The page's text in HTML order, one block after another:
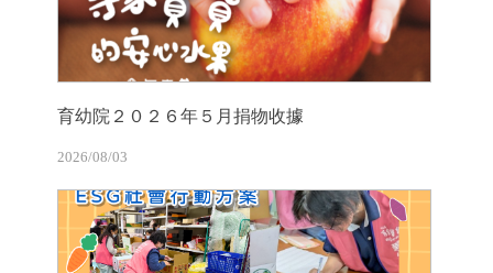
育幼院２０２６年５月捐物收據
2026/08/03